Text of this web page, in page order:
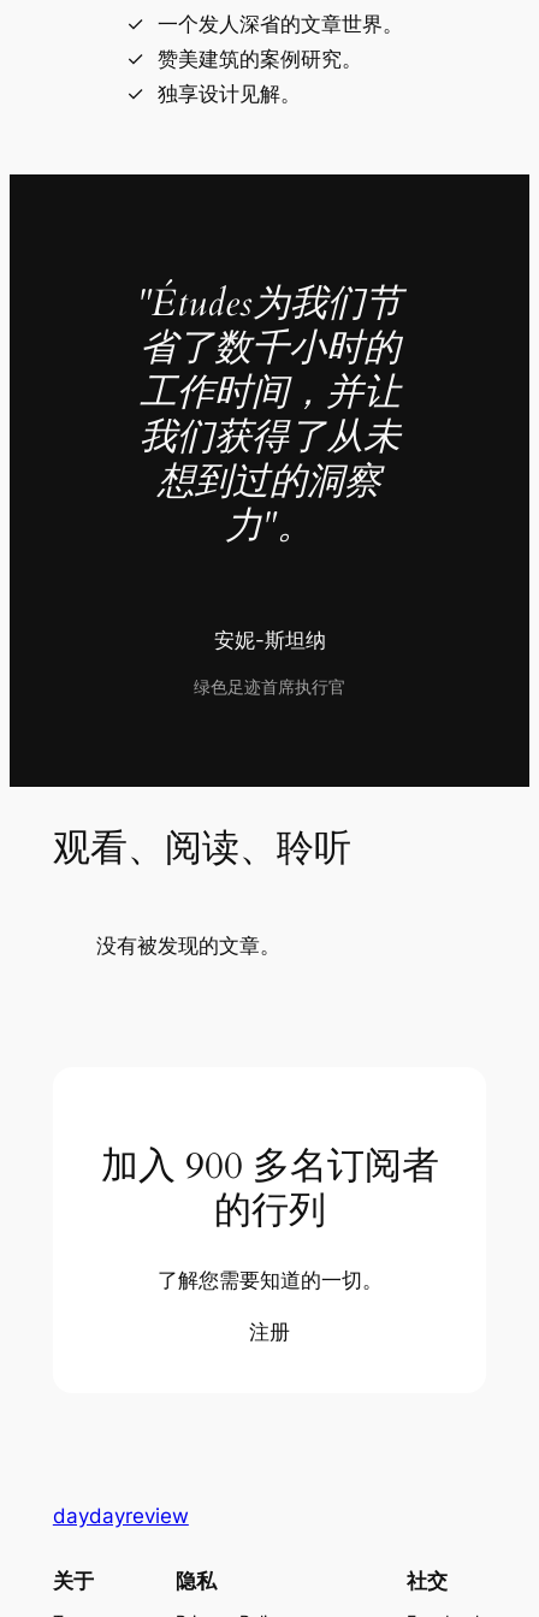
一个发人深省的文章世界。
赞美建筑的案例研究。
独享设计见解。
"Études为我们节
省了数千小时的
工作时间，并让
我们获得了从未
想到过的洞察
力"。
安妮-斯坦纳
绿色足迹首席执行官
观看、阅读、聆听
没有被发现的文章。
加入 900 多名订阅者
的行列
了解您需要知道的一切。
注册
daydayreview
关于 隐私 社交